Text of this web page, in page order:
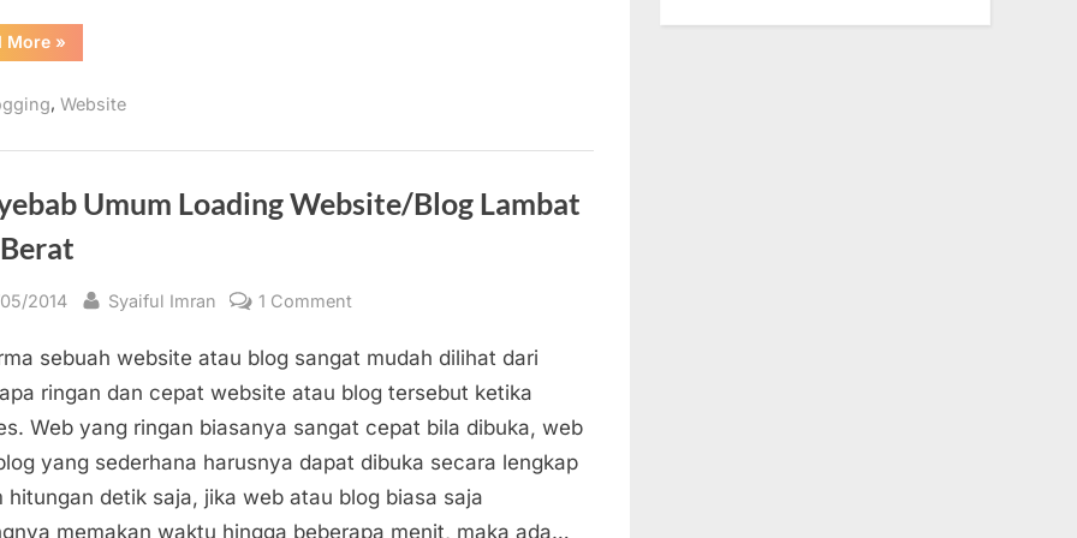
More“Cara
dan
dan
Blog
Website”
»
, Website
Umum Loading Website/Blog Lambat
2014 By
Syaiful Imran 1 Comment
Umum
Loading
Website/Blog
Lambat
Berat
sebuah website atau blog sangat mudah dilihat dari
ringan dan cepat website atau blog tersebut ketika
Web yang ringan biasanya sangat cepat bila dibuka, web
yang sederhana harusnya dapat dibuka secara lengkap
hitungan detik saja, jika web atau blog biasa saja
memakan waktu hingga beberapa menit, maka ada…